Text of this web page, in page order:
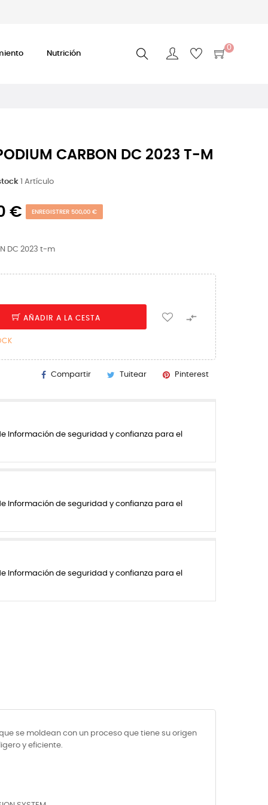
Nutrición
0
CARBON DC 2023 T-M
1 Artículo
€ ENREGISTRER 500,00 €
DC 2023 t-m
AÑADIR A LA CESTA 
Compartir Tuitear Pinterest
Información de seguridad y confianza para el
Información de seguridad y confianza para el
Información de seguridad y confianza para el
se moldean con un proceso que tiene su origen
y eficiente.